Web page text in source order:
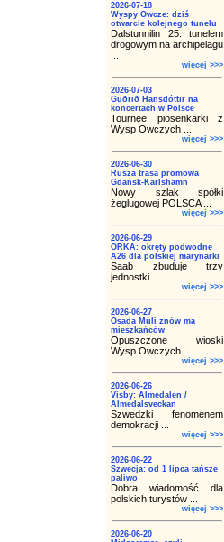
2026-07-18
Wyspy Owcze: dziś
otwarcie kolejnego tunelu
Dalstunnilin 25. tunelem
drogowym na archipelagu
więcej >>>
2026-07-03
Guðrið Hansdóttir na
koncertach w Polsce
Tournee piosenkarki z
Wysp Owczych ...
więcej >>>
2026-06-30
Rusza trasa promowa
Gdańsk-Karlshamn
Nowy szlak spółki
żeglugowej POLSCA ...
więcej >>>
2026-06-29
ORKA: okręty podwodne
A26 dla polskiej marynarki
Saab zbuduje trzy
jednostki ...
więcej >>>
2026-06-27
Osada Múli znów ma
mieszkańców
Opuszczone wioski
Wysp Owczych ...
więcej >>>
2026-06-26
Visby: Almedalen /
Almedalsveckan
Szwedzki fenomenem
demokracji ...
więcej >>>
2026-06-22
Szwecja: od 1 lipca tańsze
paliwo
Dobra wiadomość dla
polskich turystów ...
więcej >>>
2026-06-20